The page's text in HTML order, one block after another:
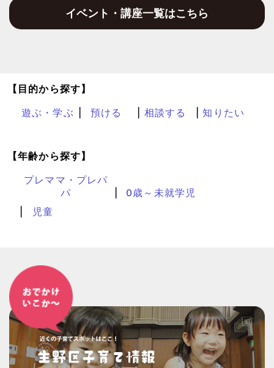
イベント・講座一覧はこちら
【目的から探す】
遊ぶ・学ぶ 預ける 相談する 知りたい
【年齢から探す】
プレママ・プレパ
パ
0歳～未就学児
児童